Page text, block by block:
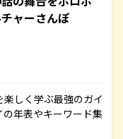
ャーさんぽ
しく学ぶ最強のガイ
年表やキーワード集